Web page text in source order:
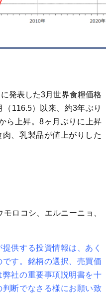
発表した3月世界食糧価格
116.5）以来、約3年ぶり
ら上昇。8ヶ月ぶりに上昇
、乳製品が値上がりした
ロコシ、エルニーニョ、
供する投資情報は、あく
す。銘柄の選択、売買価
社の重要事項説明書を十
断でなさる様にお願い致